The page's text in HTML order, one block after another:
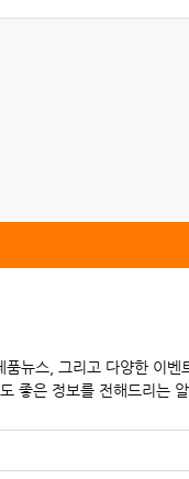
뉴스, 그리고 다양한 이벤
좋은 정보를 전해드리는